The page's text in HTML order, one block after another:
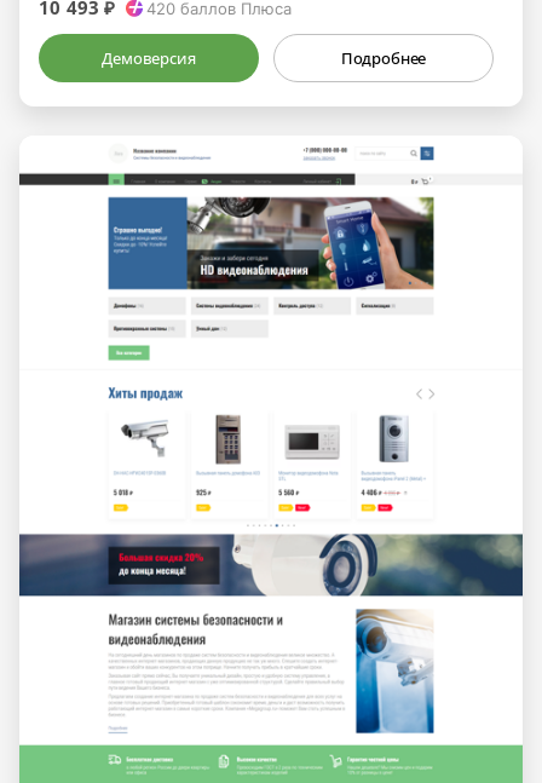
10 493 ₽ 420баллов Плюса
Демоверсия Подробнее